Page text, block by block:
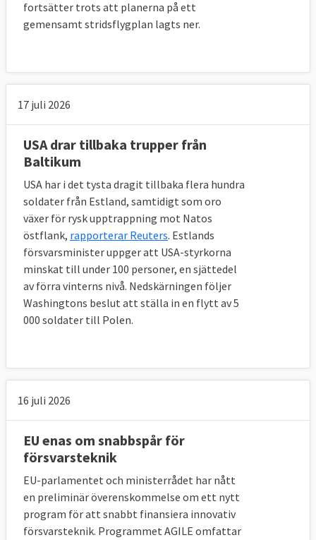
Kanske i framtiden. Men frågan är helt
mellanstatlig och kräver i dag att alla
medlemsländer är med på det vilket innebär
att alla länder har vetorätt mot en eventuell
EU-armé. En sådan har heller inte
föreslagits i något formellt EU-dokument.
10. Hur ser EU-ländernas försvarsutgifter
EU-ländernas försvarsbudgetar är
sammantaget världens näst största
försvarsbudget efter USA. Försvarsindustrin
Försvarsbudgetarna i EU-länderna har dock
minskat de senaste åren, medan länder som
Kina, Ryssland och Saudiarabien har byggt
ut sina försvarssektorer USA satsade mer
än dubbelt så mycket som EU-ländernas
totala försvarsutgifter under 2015.
fortsätter trots att planerna på ett
gemensamt stridsflygplan lagts ner.
17 juli 2026
USA drar tillbaka trupper från
Baltikum
USA har i det tysta dragit tillbaka flera hundra
soldater från Estland, samtidigt som oro
växer för rysk upptrappning mot Natos
östflank, rapporterar Reuters. Estlands
försvarsminister uppger att USA-styrkorna
minskat till under 100 personer, en sjättedel
av förra vinterns nivå. Nedskärningen följer
Washingtons beslut att ställa in en flytt av 5
000 soldater till Polen.
16 juli 2026
EU enas om snabbspår för
försvarsteknik
EU-parlamentet och ministerrådet har nått
en preliminär överenskommelse om ett nytt
program för att snabbt finansiera innovativ
försvarsteknik. Programmet AGILE omfattar